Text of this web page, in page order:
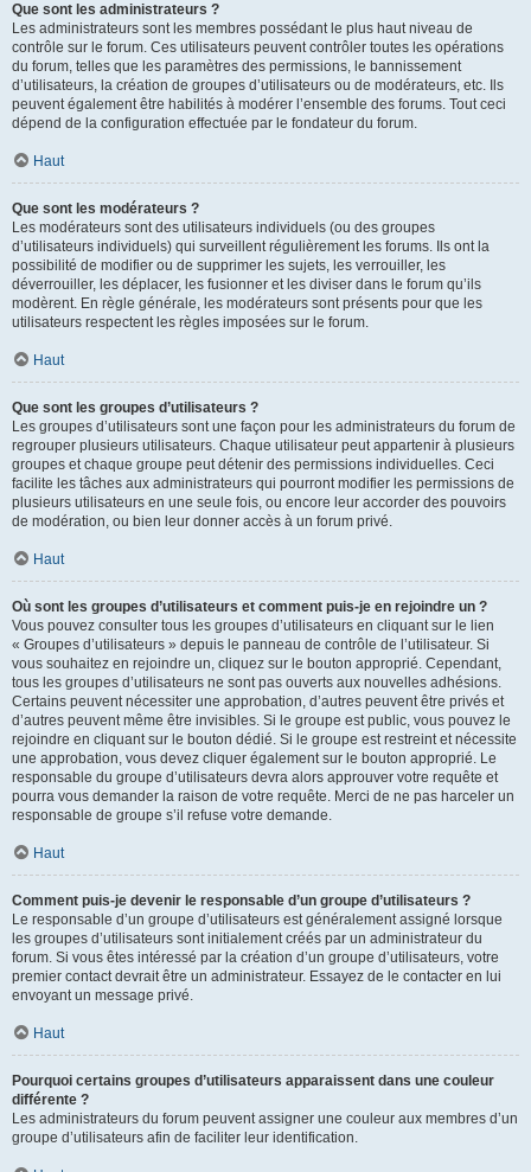
Que sont les administrateurs ?
Les administrateurs sont les membres possédant le plus haut niveau de
contrôle sur le forum. Ces utilisateurs peuvent contrôler toutes les opérations
du forum, telles que les paramètres des permissions, le bannissement
d’utilisateurs, la création de groupes d’utilisateurs ou de modérateurs, etc. Ils
peuvent également être habilités à modérer l’ensemble des forums. Tout ceci
dépend de la configuration effectuée par le fondateur du forum.
Haut
Que sont les modérateurs ?
Les modérateurs sont des utilisateurs individuels (ou des groupes
d’utilisateurs individuels) qui surveillent régulièrement les forums. Ils ont la
possibilité de modifier ou de supprimer les sujets, les verrouiller, les
déverrouiller, les déplacer, les fusionner et les diviser dans le forum qu’ils
modèrent. En règle générale, les modérateurs sont présents pour que les
utilisateurs respectent les règles imposées sur le forum.
Haut
Que sont les groupes d’utilisateurs ?
Les groupes d’utilisateurs sont une façon pour les administrateurs du forum de
regrouper plusieurs utilisateurs. Chaque utilisateur peut appartenir à plusieurs
groupes et chaque groupe peut détenir des permissions individuelles. Ceci
facilite les tâches aux administrateurs qui pourront modifier les permissions de
plusieurs utilisateurs en une seule fois, ou encore leur accorder des pouvoirs
de modération, ou bien leur donner accès à un forum privé.
Haut
Où sont les groupes d’utilisateurs et comment puis-je en rejoindre un ?
Vous pouvez consulter tous les groupes d’utilisateurs en cliquant sur le lien
« Groupes d’utilisateurs » depuis le panneau de contrôle de l’utilisateur. Si
vous souhaitez en rejoindre un, cliquez sur le bouton approprié. Cependant,
tous les groupes d’utilisateurs ne sont pas ouverts aux nouvelles adhésions.
Certains peuvent nécessiter une approbation, d’autres peuvent être privés et
d’autres peuvent même être invisibles. Si le groupe est public, vous pouvez le
rejoindre en cliquant sur le bouton dédié. Si le groupe est restreint et nécessite
une approbation, vous devez cliquer également sur le bouton approprié. Le
responsable du groupe d’utilisateurs devra alors approuver votre requête et
pourra vous demander la raison de votre requête. Merci de ne pas harceler un
responsable de groupe s’il refuse votre demande.
Haut
Comment puis-je devenir le responsable d’un groupe d’utilisateurs ?
Le responsable d’un groupe d’utilisateurs est généralement assigné lorsque
les groupes d’utilisateurs sont initialement créés par un administrateur du
forum. Si vous êtes intéressé par la création d’un groupe d’utilisateurs, votre
premier contact devrait être un administrateur. Essayez de le contacter en lui
envoyant un message privé.
Haut
Pourquoi certains groupes d’utilisateurs apparaissent dans une couleur
différente ?
Les administrateurs du forum peuvent assigner une couleur aux membres d’un
groupe d’utilisateurs afin de faciliter leur identification.